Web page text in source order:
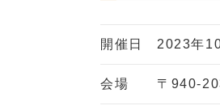
開催日 2023年
会場 〒940-